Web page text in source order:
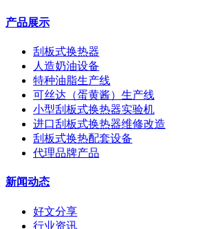
产品展示
刮板式换热器
人造奶油设备
特种油脂生产线
可丝达（蛋黄酱）生产线
小型刮板式换热器实验机
进口刮板式换热器维修改造
刮板式换热配套设备
代理品牌产品
新闻动态
好文分享
行业资讯